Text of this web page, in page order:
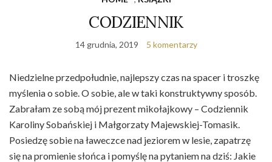
CODZIENNIK
14 grudnia, 2019 5 komentarzy
Niedzielne przedpołudnie, najlepszy czas na spacer i troszkę
myślenia o sobie. O sobie, ale w taki konstruktywny sposób.
Zabrałam ze sobą mój prezent mikołajkowy – Codziennik
Karoliny Sobańskiej i Małgorzaty Majewskiej-Tomasik.
Posiedzę sobie na ławeczce nad jeziorem w lesie, zapatrzę
się na promienie słońca i pomyślę na pytaniem na dziś: Jakie